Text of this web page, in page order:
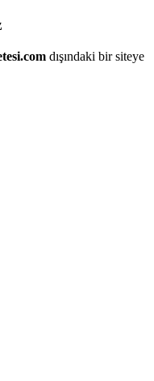
dışındaki bir siteye